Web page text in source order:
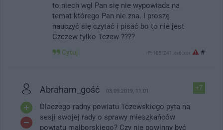
to niech wgl Pan się nie wypowiada na
temat którego Pan nie zna. I proszę
nauczyć się czytać i pisać bo to nie jest
Czczew tylko Tczew ????
Cytuj IP: 185.241.xx6.xxx #
+7
Abraham_gość 03.09.2019, 11:01
Dlaczego radny powiatu Tczewskiego pyta na
sesji swojej rady o sprawy mieszkańców
powiatu malborskiego? Czy nie powinny być